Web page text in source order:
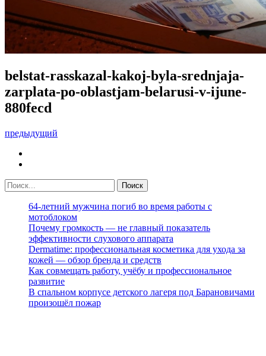
belstat-rasskazal-kakoj-byla-srednjaja-
zarplata-po-oblastjam-belarusi-v-ijune-
880fecd
предыдущий
64-летний мужчина погиб во время работы с
мотоблоком
Почему громкость — не главный показатель
эффективности слухового аппарата
Dermatime: профессиональная косметика для ухода за
кожей — обзор бренда и средств
Как совмещать работу, учёбу и профессиональное
развитие
В спальном корпусе детского лагеря под Барановичами
произошёл пожар